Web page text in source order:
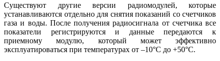
Существуют другие версии радиомодулей, которые
устанавливаются отдельно для снятия показаний со счетчиков
газа и воды. После получения радиосигнала от счетчика все
показатели регистрируются и данные передаются к
приемному модулю, который может эффективно
эксплуатироваться при температурах от –10°С до +50°С.